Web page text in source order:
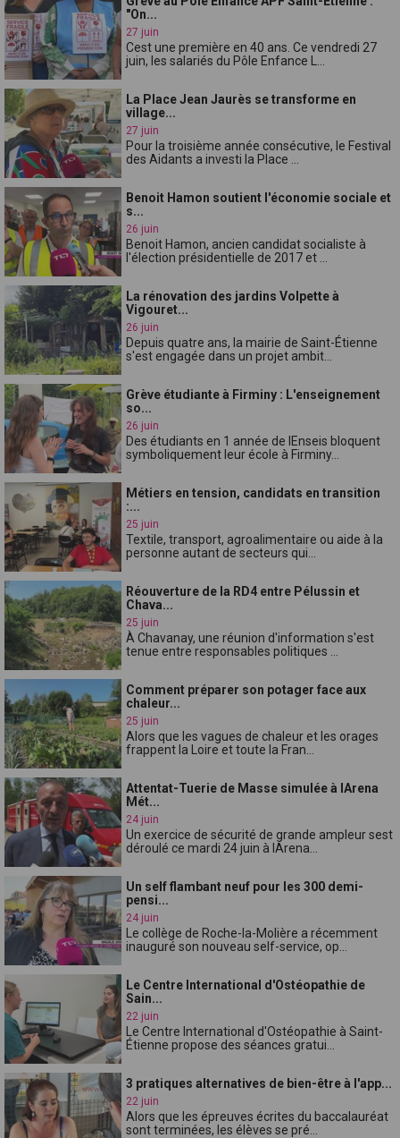
"On...
27 juin
Cest une première en 40 ans. Ce vendredi 27
juin, les salariés du Pôle Enfance L...
La Place Jean Jaurès se transforme en
village...
27 juin
Pour la troisième année consécutive, le Festival
des Aidants a investi la Place ...
Benoit Hamon soutient l'économie sociale et
s...
26 juin
Benoit Hamon, ancien candidat socialiste à
l'élection présidentielle de 2017 et ...
La rénovation des jardins Volpette à
Vigouret...
26 juin
Depuis quatre ans, la mairie de Saint-Étienne
s'est engagée dans un projet ambit...
Grève étudiante à Firminy : L'enseignement
so...
26 juin
Des étudiants en 1 année de lEnseis bloquent
symboliquement leur école à Firminy...
Métiers en tension, candidats en transition
:...
25 juin
Textile, transport, agroalimentaire ou aide à la
personne autant de secteurs qui...
Réouverture de la RD4 entre Pélussin et
Chava...
25 juin
À Chavanay, une réunion d'information s'est
tenue entre responsables politiques ...
Comment préparer son potager face aux
chaleur...
25 juin
Alors que les vagues de chaleur et les orages
frappent la Loire et toute la Fran...
Attentat-Tuerie de Masse simulée à lArena
Mét...
24 juin
Un exercice de sécurité de grande ampleur sest
déroulé ce mardi 24 juin à lArena...
Un self flambant neuf pour les 300 demi-
pensi...
24 juin
Le collège de Roche-la-Molière a récemment
inauguré son nouveau self-service, op...
Le Centre International d'Ostéopathie de
Sain...
22 juin
Le Centre International d'Ostéopathie à Saint-
Étienne propose des séances gratui...
3 pratiques alternatives de bien-être à l'app...
22 juin
Alors que les épreuves écrites du baccalauréat
sont terminées, les élèves se pré...